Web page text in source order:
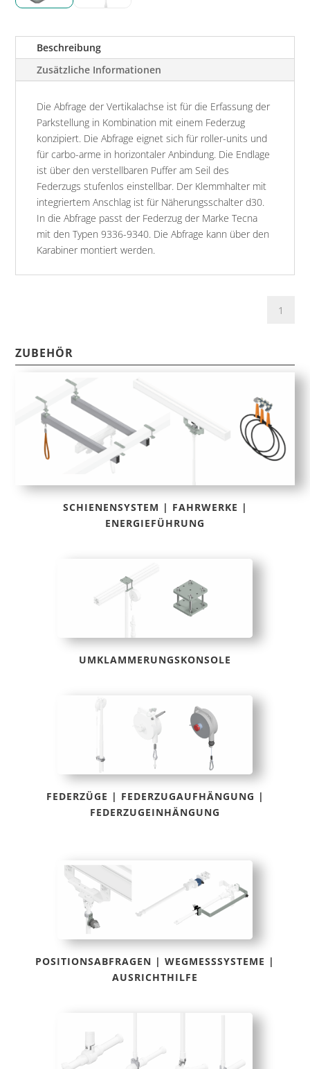
Beschreibung
Zusätzliche Informationen
Die Abfrage der Vertikalachse ist für die Erfassung der
Parkstellung in Kombination mit einem Federzug
konzipiert. Die Abfrage eignet sich für roller-units und
für carbo-arme in horizontaler Anbindung. Die Endlage
ist über den verstellbaren Puffer am Seil des
Federzugs stufenlos einstellbar. Der Klemmhalter mit
integriertem Anschlag ist für Näherungsschalter d30.
In die Abfrage passt der Federzug der Marke Tecna
mit den Typen 9336-9340. Die Abfrage kann über den
Karabiner montiert werden.
ZUBEHÖR
SCHIENENSYSTEM | FAHRWERKE |
ENERGIEFÜHRUNG
UMKLAMMERUNGSKONSOLE
FEDERZÜGE | FEDERZUGAUFHÄNGUNG |
FEDERZUGEINHÄNGUNG
POSITIONSABFRAGEN | WEGMESSSYSTEME |
AUSRICHTHILFE